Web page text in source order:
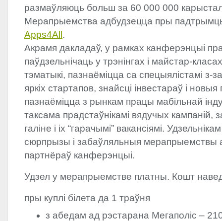
размаўляюць больш за 60 000 000
Мерапрыемства адбудзецца пры
Apps4All .
Акрамя дакладаў, у рамках канферэнцыі
паўдзельнічаць у трэнінгах і майстар-
тэматыкі, пазнаёміцца ​​са спецыялістамі з-
яркіх стартапов, знайсці інвестараў і
пазнаёміцца ​​з рынкам працы мабільнай
таксама прадстаўнікамі вядучых кампаній,
галіне і іх “гарачымі” вакансіямі.
сюрпрызы і забаўляльныя мерапрыемствы
партнёраў канферэнцыі.
Удзел у мерапрыемстве платны. Кошт
пры куплі білета да 1 траўня
з абедам ад рэстарана Мегаполіс –